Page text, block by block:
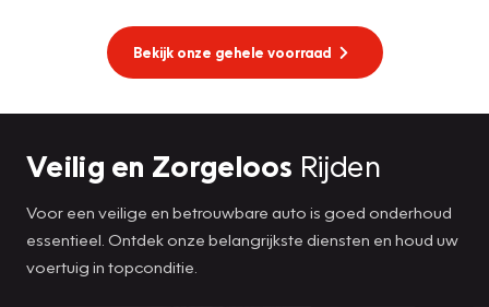
Bekijk onze gehele voorraad
Veilig en Zorgeloos Rijden
Voor een veilige en betrouwbare auto is goed onderhoud
essentieel. Ontdek onze belangrijkste diensten en houd uw
voertuig in topconditie.